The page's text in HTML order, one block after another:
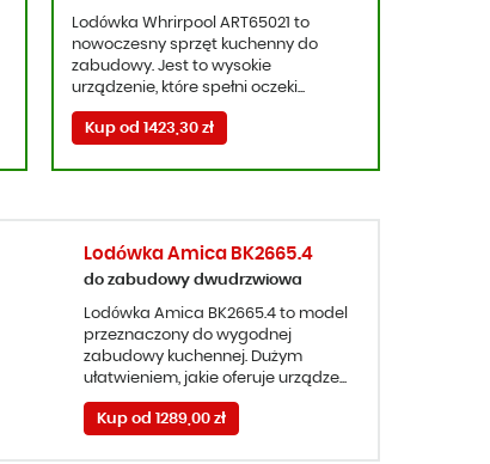
Lodówka Whrirpool ART65021 to
nowoczesny sprzęt kuchenny do
zabudowy. Jest to wysokie
urządzenie, które spełni oczeki...
Kup od 1423,30 zł
Lodówka Amica BK2665.4
do zabudowy dwudrzwiowa
Lodówka Amica BK2665.4 to model
przeznaczony do wygodnej
zabudowy kuchennej. Dużym
ułatwieniem, jakie oferuje urządze...
Kup od 1289,00 zł